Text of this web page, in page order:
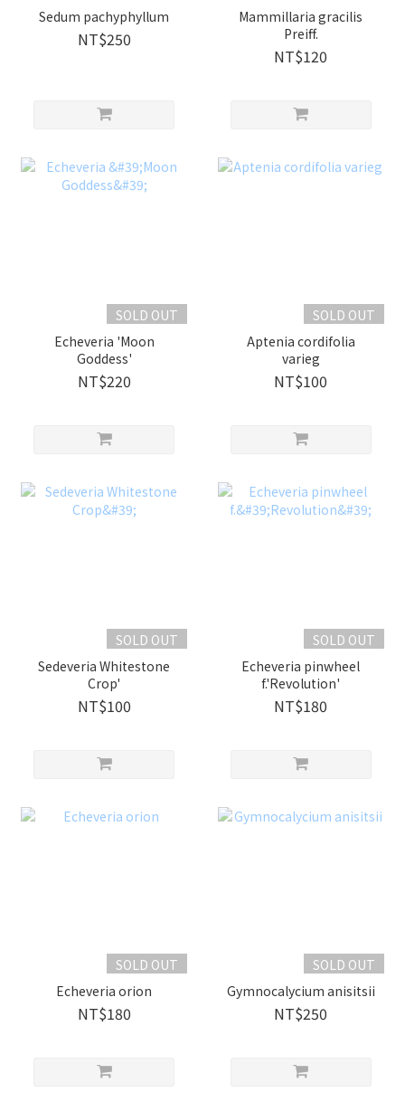
Sedum pachyphyllum
NT$250
Mammillaria gracilis
Preiff.
NT$120
SOLD OUT
Echeveria 'Moon
Goddess'
NT$220
SOLD OUT
Aptenia cordifolia
varieg
NT$100
SOLD OUT
Sedeveria Whitestone
Crop'
NT$100
SOLD OUT
Echeveria pinwheel
f.'Revolution'
NT$180
SOLD OUT
Echeveria orion
NT$180
SOLD OUT
Gymnocalycium anisitsii
NT$250